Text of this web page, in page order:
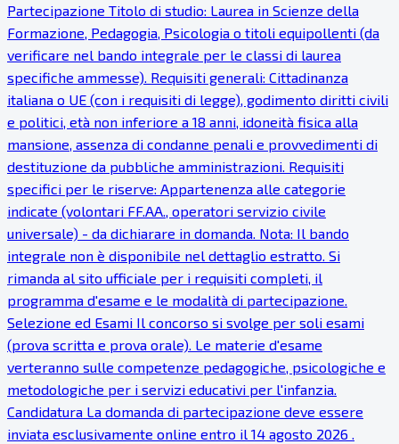
Partecipazione Titolo di studio: Laurea in Scienze della
Formazione, Pedagogia, Psicologia o titoli equipollenti (da
verificare nel bando integrale per le classi di laurea
specifiche ammesse). Requisiti generali: Cittadinanza
italiana o UE (con i requisiti di legge), godimento diritti civili
e politici, età non inferiore a 18 anni, idoneità fisica alla
mansione, assenza di condanne penali e provvedimenti di
destituzione da pubbliche amministrazioni. Requisiti
specifici per le riserve: Appartenenza alle categorie
indicate (volontari FF.AA., operatori servizio civile
universale) - da dichiarare in domanda. Nota: Il bando
integrale non è disponibile nel dettaglio estratto. Si
rimanda al sito ufficiale per i requisiti completi, il
programma d'esame e le modalità di partecipazione.
Selezione ed Esami Il concorso si svolge per soli esami
(prova scritta e prova orale). Le materie d'esame
verteranno sulle competenze pedagogiche, psicologiche e
metodologiche per i servizi educativi per l'infanzia.
Candidatura La domanda di partecipazione deve essere
inviata esclusivamente online entro il 14 agosto 2026 .